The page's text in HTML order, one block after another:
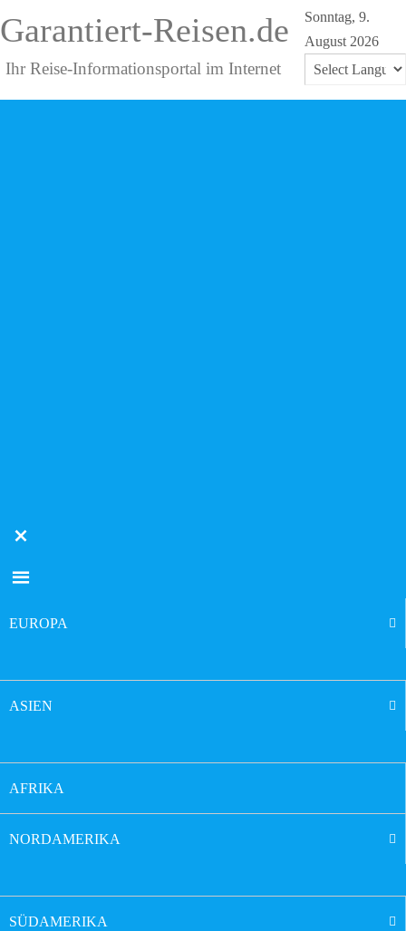
Garantiert-Reisen.de
Ihr Reise-Informationsportal im Internet
Sonntag, 9.
August 2026
Powered by
EUROPA
ASIEN
AFRIKA
NORDAMERIKA
SÜDAMERIKA